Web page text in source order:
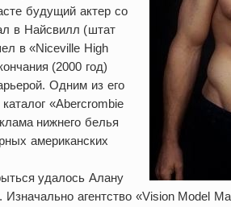
будущий актер со
в Найсвилл (штат
в «Niceville High
(2000 год)
Одним из его
«Abercrombie
нижнего белья
американских
удалось Алану
агентство «Vision Model